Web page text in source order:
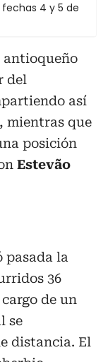
4 y 5 de
antioqueño
del
así
, mientras que
posición
Estevão
pasada la
36
de un
se
distancia. El